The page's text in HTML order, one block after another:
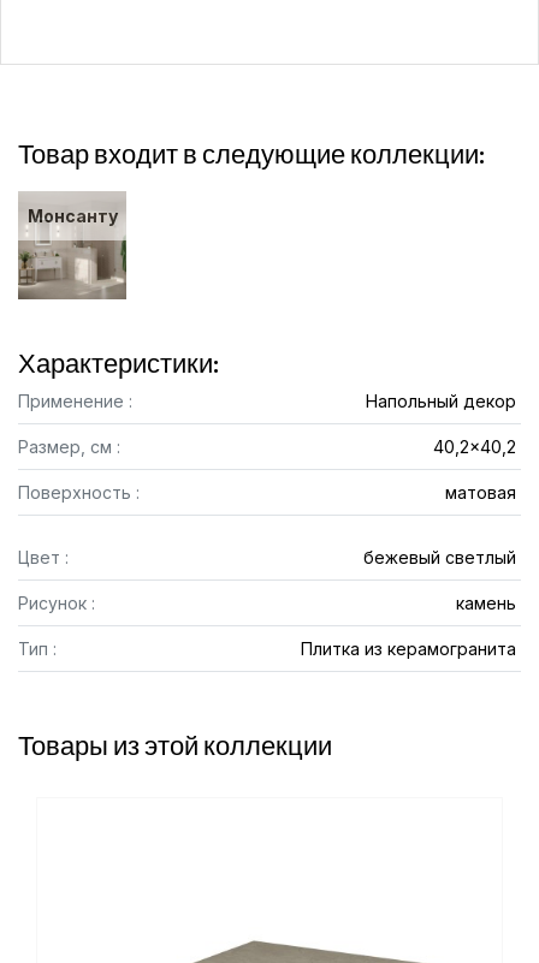
Товар входит в следующие коллекции:
Монсанту
Характеристики:
Применение : Напольный декор
Размер, см : 40,2x40,2
Поверхность : матовая
Цвет : бежевый светлый
Рисунок : камень
Тип : Плитка из керамогранита
Товары из этой коллекции